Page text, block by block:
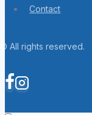
© All rights reserved.
Contact